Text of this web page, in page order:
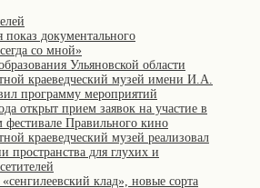
показ документального
со мной»
Ульяновской области
краеведческий музей имени И.А.
программу мероприятий
открыт прием заявок на участие в
Правильного кино
краеведческий музей реализовал
пространства для глухих и
клад», новые сорта